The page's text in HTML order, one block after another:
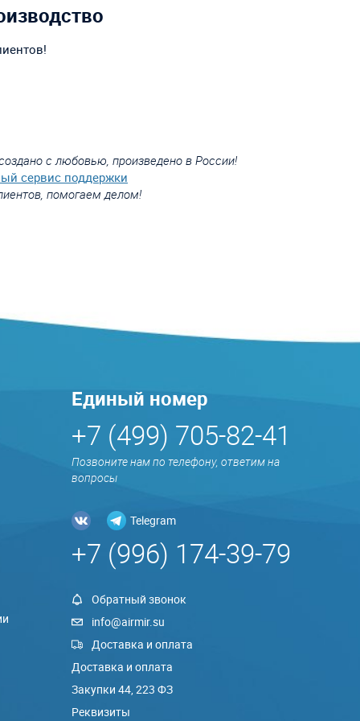
с любовью, произведено в России!
сервис поддержки
помогаем делом!
Единый номер
+7 (499) 705-82-41
Позвоните нам по телефону, ответим на
вопросы
Telegram
+7 (996) 174-39-79
Обратный звонок
info@airmir.su
Доставка и оплата
Доставка и оплата
Закупки 44, 223 ФЗ
Реквизиты